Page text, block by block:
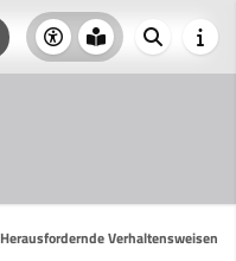
Herausfordernde Verhaltensweisen